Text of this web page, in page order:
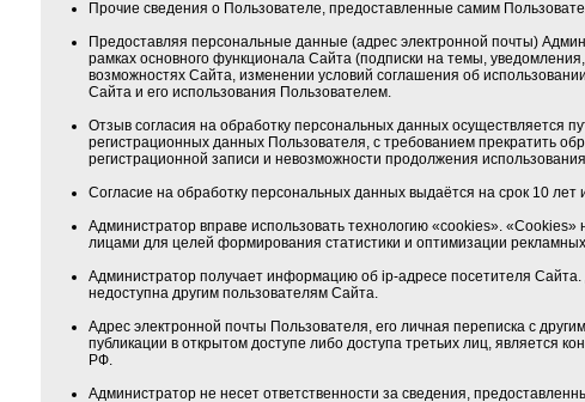
Прочие сведения о Пользователе, предоставленные самим
Предоставляя персональные данные (адрес электронной почты)
рамках основного функционала Сайта (подписки на темы,
возможностях Сайта, изменении условий соглашения об
Сайта и его использования Пользователем.
Отзыв согласия на обработку персональных данных осуществляется
регистрационных данных Пользователя, с требованием прекратить
регистрационной записи и невозможности продолжения
Согласие на обработку персональных данных выдаётся на срок 10 лет
Администратор вправе использовать технологию «cookies».
лицами для целей формирования статистики и оптимизации
Администратор получает информацию об ip-адресе посетителя
недоступна другим пользователям Сайта.
Адрес электронной почты Пользователя, его личная переписка с
публикации в открытом доступе либо доступа третьих лиц, является
РФ.
Администратор не несет ответственности за сведения,